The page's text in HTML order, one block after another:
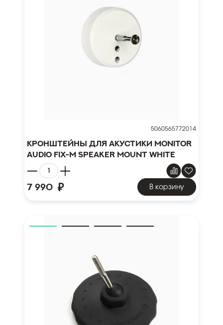
5060565772014
Кронштейны для акустики Monitor
Audio FIX-M Speaker Mount White
7 990 ₽ В корзину